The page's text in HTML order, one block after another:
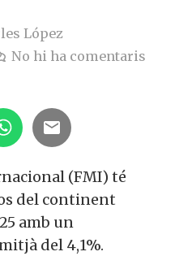
López
No hi ha comentaris
(FMI) té
del continent
amb un
del 4,1%.